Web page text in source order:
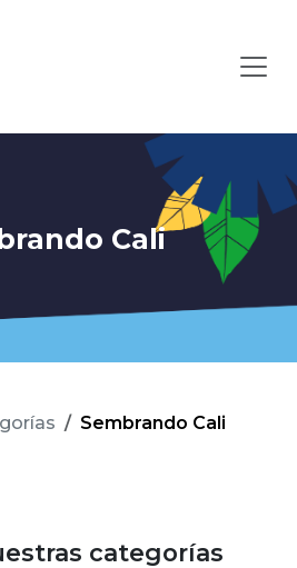
Cali
Sembrando Cali
categorías